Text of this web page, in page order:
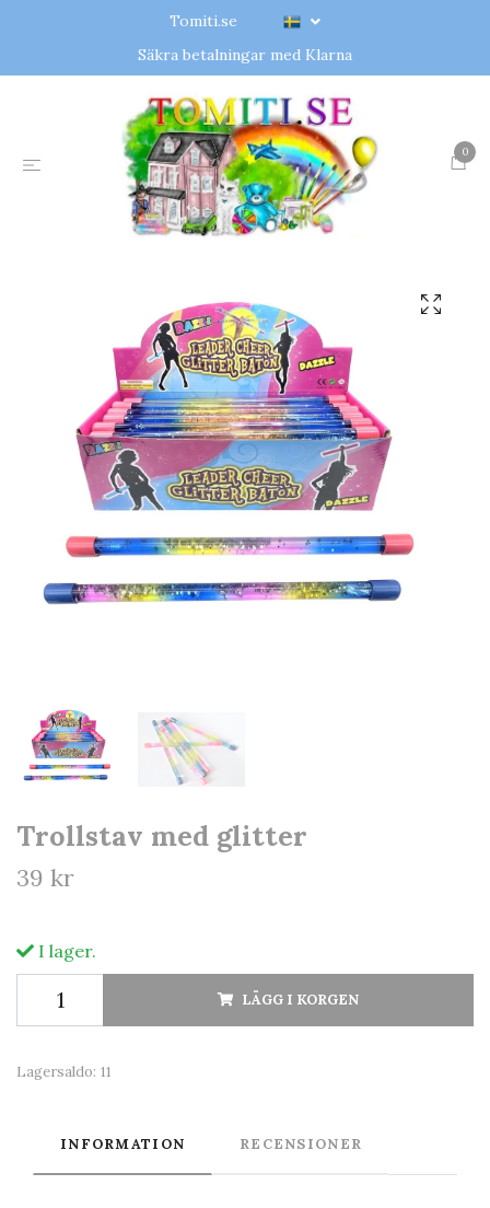
Tomiti.se
Säkra betalningar med Klarna
0
Trollstav med glitter
39 kr
I lager.
LÄGG I KORGEN
Lagersaldo: 11
INFORMATION RECENSIONER